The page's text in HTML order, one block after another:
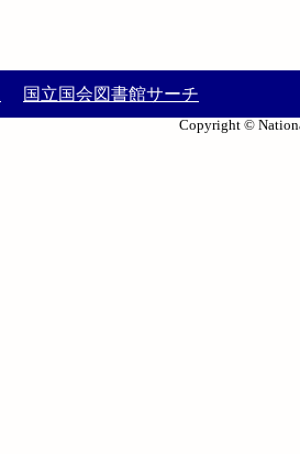
国立国会図書館サーチ
Copyright ©